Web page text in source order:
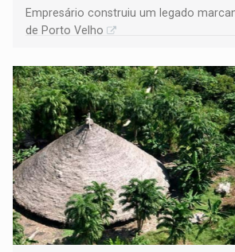
Empresário construiu um legado
de Porto Velho